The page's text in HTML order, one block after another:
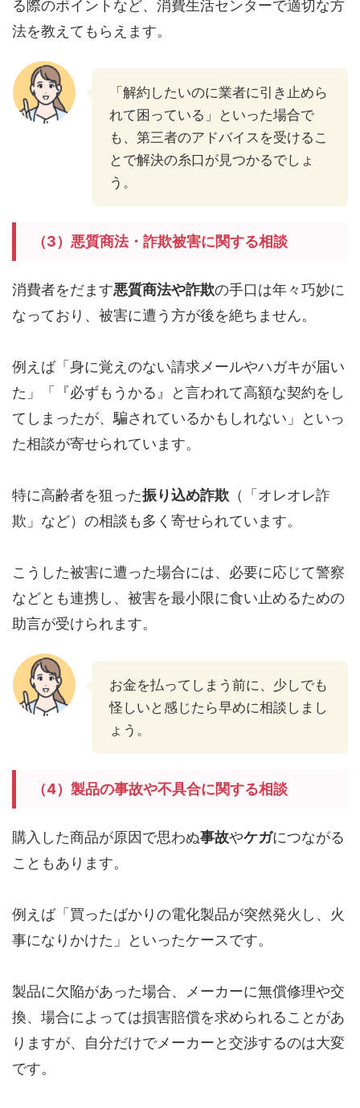
る際のポイントなど、消費生活センターで適切な方
法を教えてもらえます。
「解約したいのに業者に引き止めら
れて困っている」といった場合で
も、第三者のアドバイスを受けるこ
とで解決の糸口が見つかるでしょ
う。
（3）悪質商法・詐欺被害に関する相談
消費者をだます悪質商法や詐欺の手口は年々巧妙に
なっており、被害に遭う方が後を絶ちません。
例えば「身に覚えのない請求メールやハガキが届い
た」「『必ずもうかる』と言われて高額な契約をし
てしまったが、騙されているかもしれない」といっ
た相談が寄せられています。
特に高齢者を狙った振り込め詐欺 （「オレオレ詐
欺」など）の相談も多く寄せられています。
こうした被害に遭った場合には、必要に応じて警察
などとも連携し、被害を最小限に食い止めるための
助言が受けられます。
お金を払ってしまう前に、少しでも
怪しいと感じたら早めに相談しまし
ょう。
（4）製品の事故や不具合に関する相談
購入した商品が原因で思わぬ事故やケガにつながる
こともあります。
例えば「買ったばかりの電化製品が突然発火し、火
事になりかけた」といったケースです。
製品に欠陥があった場合、メーカーに無償修理や交
換、場合によっては損害賠償を求められることがあ
りますが、自分だけでメーカーと交渉するのは大変
です。